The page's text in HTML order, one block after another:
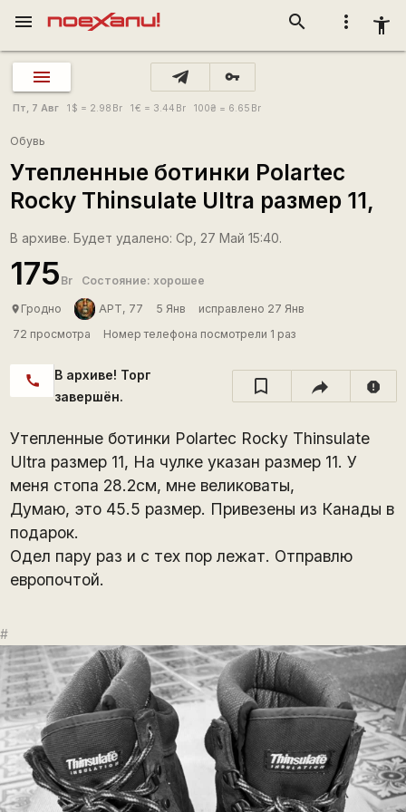
more_vert accessibility_new
search
menu
vpn_key
Пт, 7 Авг 1 $ = 2.98 Br 1€ = 3.44 Br 100₴ = 6.65 Br
Обувь
Утепленные ботинки Polartec
Rocky Thinsulate Ultra размер 11,
В архиве. Будет удалено: Ср, 27 Май 15:40.
175 Br Состояние: хорошее
place Гродно APT, 77 5 Янв
исправлено 27 Янв
72 просмотра
Номер телефона посмотрели 1 раз
call
В архиве! Торг
завершён.
report
Утепленные ботинки Polartec Rocky Thinsulate
Ultra размер 11, На чулке указан размер 11. У
меня стопа 28.2см, мне великоваты,
Думаю, это 45.5 размер. Привезены из Канады в
подарок.
Одел пару раз и с тех пор лежат. Отправлю
европочтой.
#